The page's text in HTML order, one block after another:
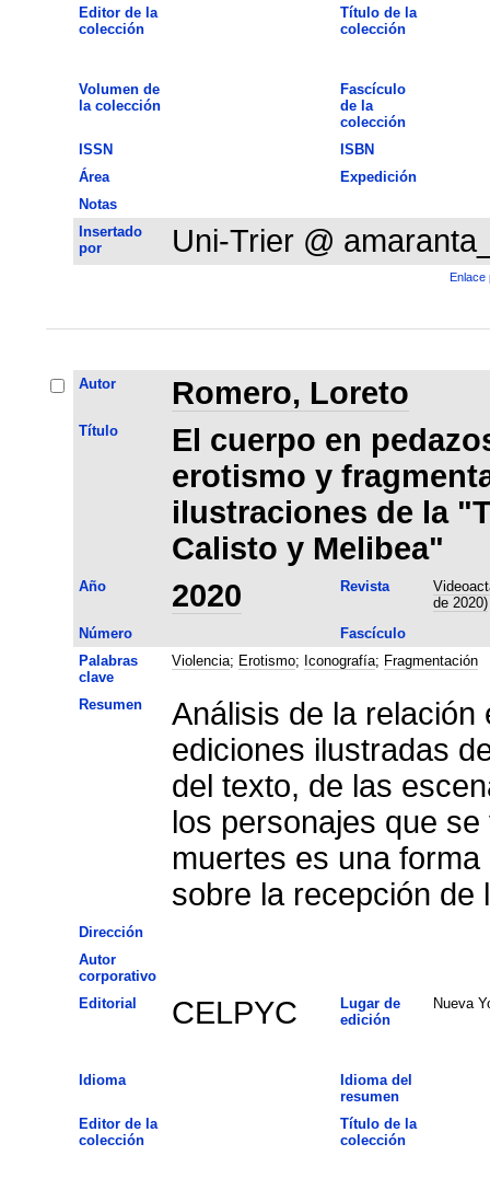
Editor de la
colección
Título de la
colección
Volumen de
la colección
Fascículo
de la
colección
ISSN
ISBN
Área
Expedición
Notas
Insertado
por
Uni-Trier @
Enlace
Autor Romero, Loreto
Título
El cuerpo en
erotismo y
ilustraciones de la
Calisto y Melibea"
Año 2020 Revista
de 2020)
Número
Fascículo
Palabras
clave
Violencia; Erotismo; Iconografía; Fragmentación
Resumen
Análisis de la relación
ediciones ilustradas
del texto, de las
los personajes que
muertes es una
sobre la recepción de
Dirección
Autor
corporativo
Editorial
CELPYC
Lugar de
edición
Nueva
Idioma
Idioma del
resumen
Editor de la
colección
Título de la
colección